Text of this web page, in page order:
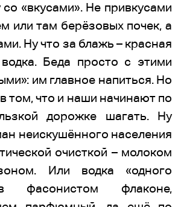
со «вкусами». Не привкусами
или там берёзовых почек, а
Ну что за блажь – красная
Беда просто с этими
им главное напиться. Но
том, что и наши начинают по
дорожке шагать. Ну
неискушённого населения
очисткой – молоком
Или водка «одного
фасонистом флаконе,